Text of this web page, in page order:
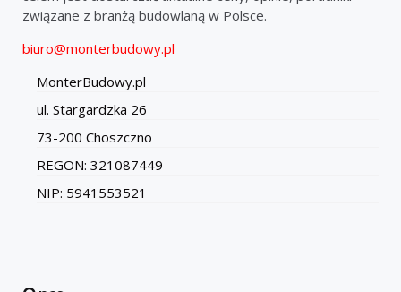
związane z branżą budowlaną w Polsce.
biuro@monterbudowy.pl
MonterBudowy.pl
ul. Stargardzka 26
73-200 Choszczno
REGON: 321087449
NIP: 5941553521